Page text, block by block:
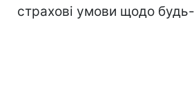
страхові умови щодо